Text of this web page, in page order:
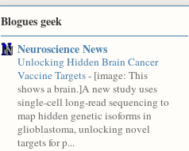
Blogues geek
Neuroscience News
Unlocking Hidden Brain Cancer
Vaccine Targets- [image: This
shows a brain.]A new study uses
single-cell long-read sequencing to
map hidden genetic isoforms in
glioblastoma, unlocking novel
targets for p...